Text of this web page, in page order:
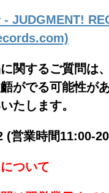
- JUDGMENT!
関するご質問は
がでる可能性が
たします。
(営業時間11:00-
ついて